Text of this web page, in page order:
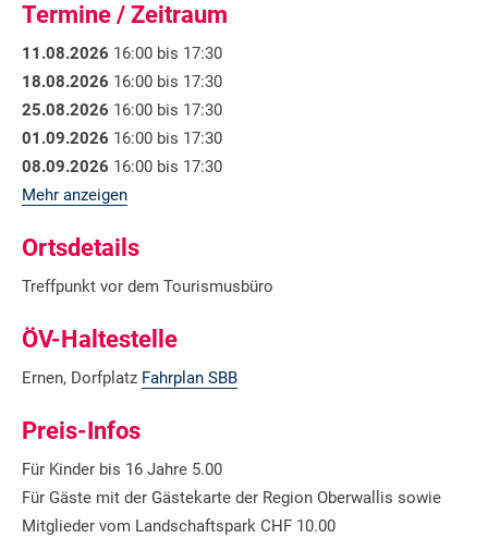
Termine / Zeitraum
11.08.2026 16:00 bis 17:30
18.08.2026 16:00 bis 17:30
25.08.2026 16:00 bis 17:30
01.09.2026 16:00 bis 17:30
08.09.2026 16:00 bis 17:30
Mehr anzeigen
Ortsdetails
Treffpunkt vor dem Tourismusbüro
ÖV-Haltestelle
Ernen, Dorfplatz Fahrplan SBB
Preis-Infos
Für Kinder bis 16 Jahre 5.00
Für Gäste mit der Gästekarte der Region Oberwallis sowie
Mitglieder vom Landschaftspark CHF 10.00